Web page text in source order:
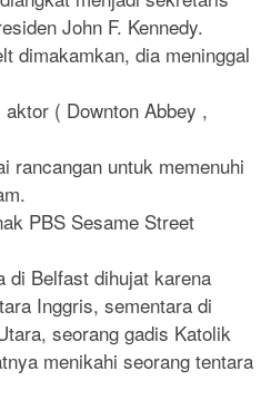
John F. Kennedy.
dimakamkan, dia meninggal
( Downton Abbey ,
rancangan untuk memenuhi
PBS Sesame Street
di Belfast dihujat karena
Inggris, sementara di
seorang gadis Katolik
menikahi seorang tentara